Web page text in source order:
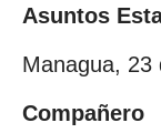
Asuntos
Managua, 23
Compañero